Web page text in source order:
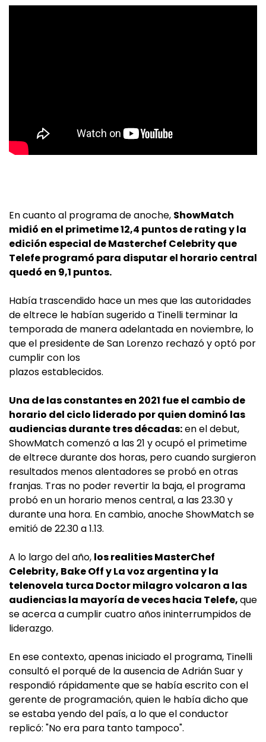
En cuanto al programa de anoche, ShowMatch
midió en el primetime 12,4 puntos de rating y la
edición especial de Masterchef Celebrity que
Telefe programó para disputar el horario central
quedó en 9,1 puntos.
Había trascendido hace un mes que las autoridades
de eltrece le habían sugerido a Tinelli terminar la
temporada de manera adelantada en noviembre, lo
que el presidente de San Lorenzo rechazó y optó por
cumplir con los
plazos establecidos.
Una de las constantes en 2021 fue el cambio de
horario del ciclo liderado por quien dominó las
audiencias durante tres décadas:en el debut,
ShowMatch comenzó a las 21 y ocupó el primetime
de eltrece durante dos horas, pero cuando surgieron
resultados menos alentadores se probó en otras
franjas. Tras no poder revertir la baja, el programa
probó en un horario menos central, a las 23.30 y
durante una hora. En cambio, anoche ShowMatch se
emitió de 22.30 a 1.13.
A lo largo del año, los realities MasterChef
Celebrity, Bake Off y La voz argentina y la
telenovela turca Doctor milagro volcaron a las
audiencias la mayoría de veces hacia Telefe,que
se acerca a cumplir cuatro años ininterrumpidos de
liderazgo.
En ese contexto, apenas iniciado el programa, Tinelli
consultó el porqué de la ausencia de Adrián Suar y
respondió rápidamente que se había escrito con el
gerente de programación, quien le había dicho que
se estaba yendo del país, a lo que el conductor
replicó: "No era para tanto tampoco".